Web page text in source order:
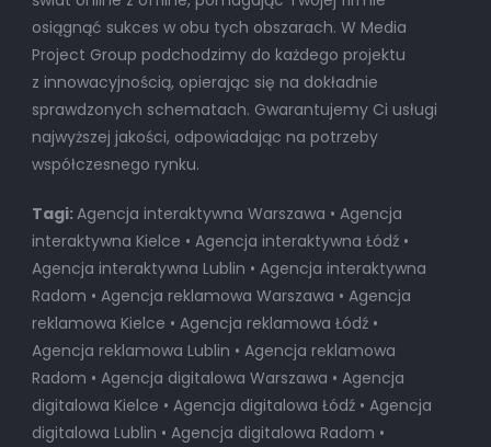
osiągnąć sukces w obu tych obszarach. W Media
Project Group podchodzimy do każdego projektu
z innowacyjnością, opierając się na dokładnie
sprawdzonych schematach. Gwarantujemy Ci usługi
najwyższej jakości, odpowiadając na potrzeby
współczesnego rynku.
Tagi:Agencja interaktywna Warszawa • Agencja
interaktywna Kielce • Agencja interaktywna Łódź •
Agencja interaktywna Lublin • Agencja interaktywna
Radom • Agencja reklamowa Warszawa • Agencja
reklamowa Kielce • Agencja reklamowa Łódź •
Agencja reklamowa Lublin • Agencja reklamowa
Radom • Agencja digitalowa Warszawa • Agencja
digitalowa Kielce • Agencja digitalowa Łódź • Agencja
digitalowa Lublin • Agencja digitalowa Radom •